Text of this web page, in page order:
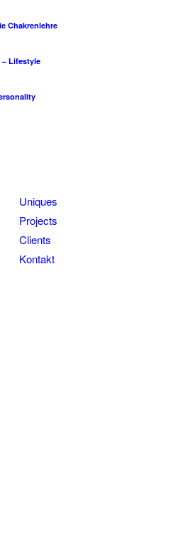
Chakrenlehre
– Lifestyle
Uniques
Projects
Clients
Kontakt